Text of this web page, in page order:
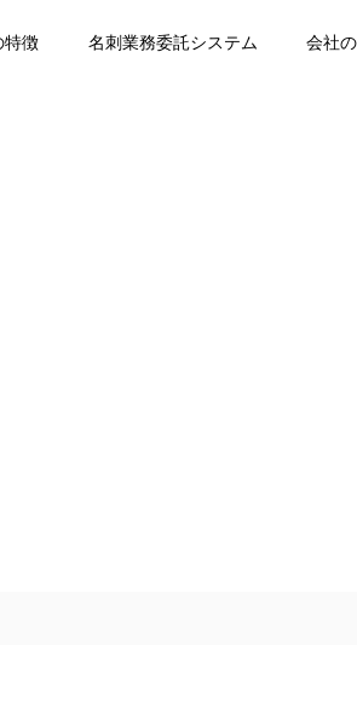
特徴 名刺業務委託システム 会社